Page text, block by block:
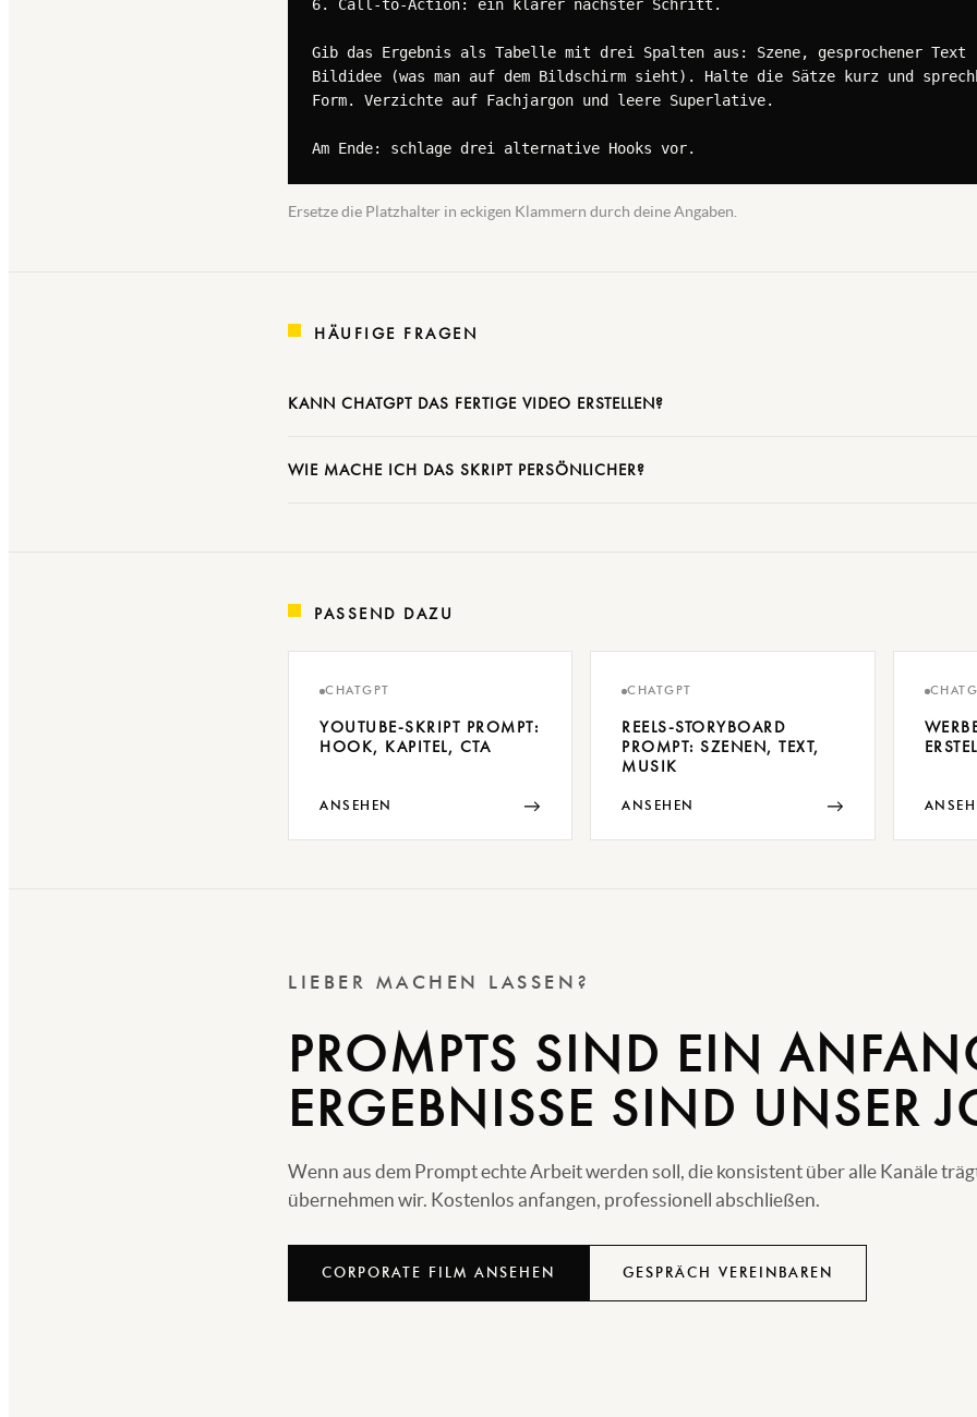
6. Call-to-Action: ein klarer nächster Schritt.
Gib das Ergebnis als Tabelle mit drei Spalten aus: Szene, gesprochener Text
Bildidee (was man auf dem Bildschirm sieht). Halte die Sätze kurz und
Form. Verzichte auf Fachjargon und leere Superlative.
Am Ende: schlage drei alternative Hooks vor.
Ersetze die Platzhalter in eckigen Klammern durch deine Angaben.
HÄUFIGE FRAGEN
KANN CHATGPT DAS FERTIGE VIDEO ERSTELLEN?
WIE MACHE ICH DAS SKRIPT PERSÖNLICHER?
PASSEND DAZU
CHATGPT
YOUTUBE-SKRIPT PROMPT:
HOOK, KAPITEL, CTA
ANSEHEN →
CHATGPT
REELS-STORYBOARD
PROMPT: SZENEN, TEXT,
MUSIK
ANSEHEN →
LIEBER MACHEN LASSEN?
PROMPTS SIND EIN
ERGEBNISSE SIND UNSER
Wenn aus dem Prompt echte Arbeit werden soll, die konsistent über alle Kanäle
übernehmen wir. Kostenlos anfangen, professionell abschließen.
CORPORATE FILM ANSEHEN GESPRÄCH VEREINBAREN